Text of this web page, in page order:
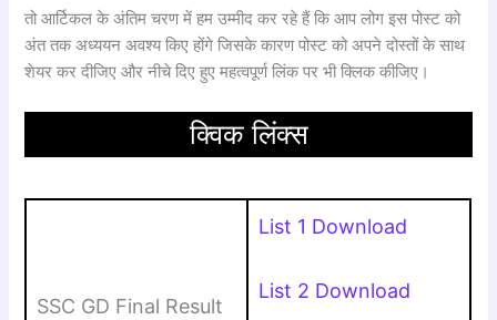
तो आर्टिकल के अंतिम चरण में हम उम्मीद कर रहे हैं कि आप लोग इस पोस्ट को
अंत तक अध्ययन अवश्य किए होंगे जिसके कारण पोस्ट को अपने दोस्तों के साथ
शेयर कर दीजिए और नीचे दिए हुए महत्वपूर्ण लिंक पर भी क्लिक कीजिए।
क्विक लिंक्स
SSC GD Final Result
List 1 Download
List 2 Download